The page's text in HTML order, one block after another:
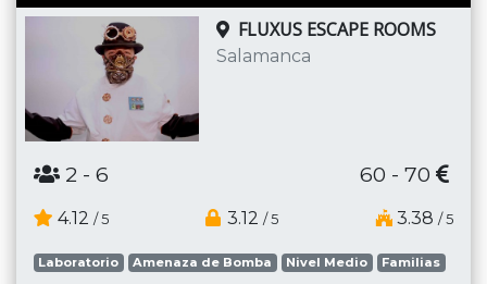
FLUXUS ESCAPE ROOMS
Salamanca
2 - 6 60 - 70
4.12 / 5 3.12 / 5 3.38 / 5
Laboratorio Amenaza de Bomba Nivel Medio Familias